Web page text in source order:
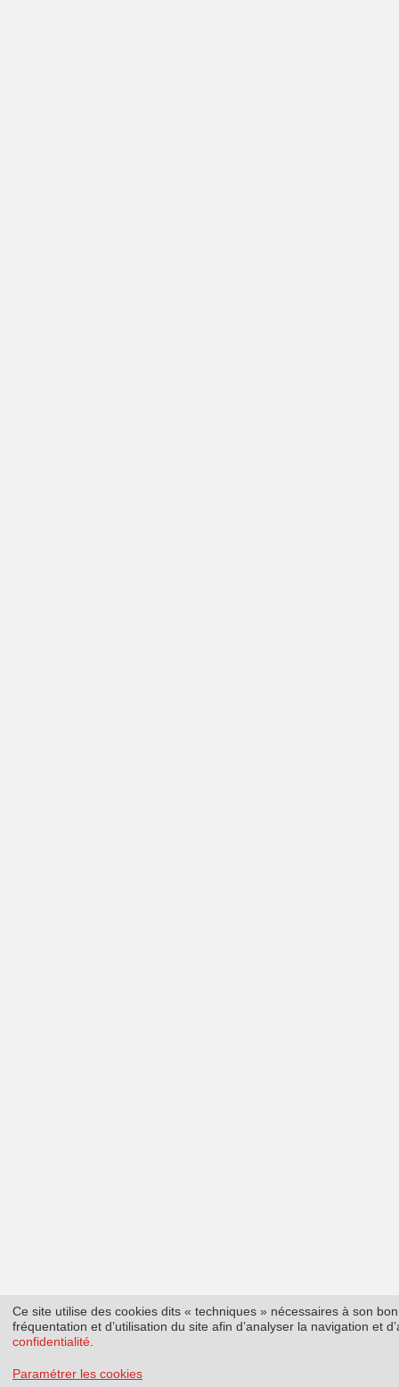
Ce site utilise des cookies dits « techniques » nécessaires à son
fréquentation et d’utilisation du site afin d’analyser la navigation et
confidentialité
Paramétrer les cookies